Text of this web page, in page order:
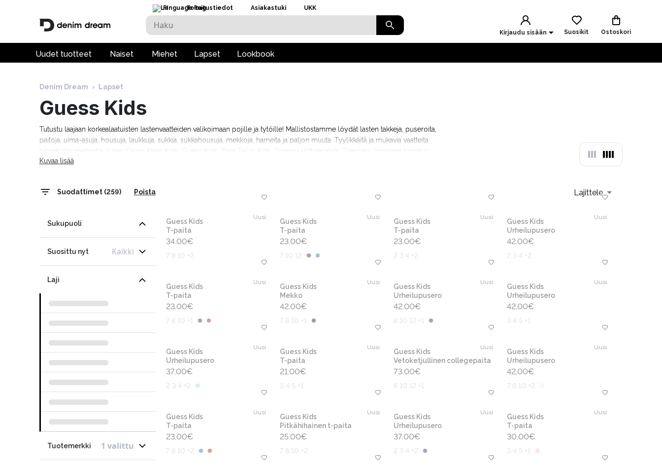
FI Toimitustiedot Asiakastuki UKK
Kirjaudu sisään Suosikit Ostoskori
Uudet tuotteet Naiset Miehet Lapset Lookbook
Denim Dream › Lapset
Guess Kids
Tutustu laajaan korkealaatuisten lastenvaatteiden valikoimaan pojille ja tytöille! Mallistostamme löydät lasten takkeja, puseroita,
paitoja, uima-asuja, housuja, laukkuja, sukkia, sukkahousuja, mekkoja, hameita ja paljon muuta. Tyylikkäitä ja mukavia vaatteita
yli 69 € tilauksille.
Kuvaa lisää
Suodattimet (259) Poista
Sukupuoli
Suosittu nyt Kaikki
Laji
Tuotemerkki 1 valittu
Lajittele
Uusi
Guess Kids
T-paita
34.00€
7 8 10 +2
Uusi
Guess Kids
T-paita
23.00€
7 10 12
Uusi
Guess Kids
T-paita
23.00€
2 3 4 +2
Uusi
Guess Kids
Urheilupusero
42.00€
2 3 4 +2
Uusi
Guess Kids
T-paita
23.00€
7 8 10 +1
Uusi
Guess Kids
Mekko
42.00€
7 8 10 +1
Uusi
Guess Kids
Urheilupusero
42.00€
8 10 12 +1
Uusi
Guess Kids
Urheilupusero
42.00€
3 4 5 +1
Uusi
Guess Kids
Urheilupusero
37.00€
2 3 4 +2
Uusi
Guess Kids
T-paita
21.00€
3 4 5 +1
Uusi
Guess Kids
Vetoketjullinen collegepaita
73.00€
8 10 12 +1
Uusi
Guess Kids
Urheilupusero
42.00€
7 8 10 +2
Uusi
Guess Kids
T-paita
23.00€
7 8 10 +2
Uusi
Guess Kids
Pitkähihainen t-paita
25.00€
7 8 10 +2
Uusi
Guess Kids
Urheilupusero
37.00€
2 3 4 +2
Uusi
Guess Kids
T-paita
30.00€
3 4 5 +1